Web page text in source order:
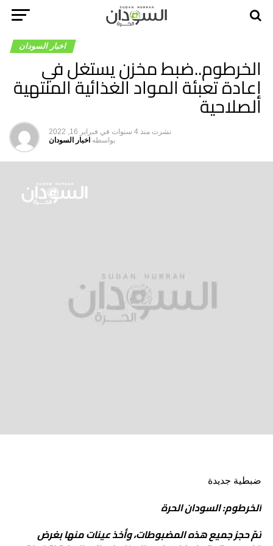
اخبار السودان
الخرطوم..ضبط مخزن يستغل في
إعادة تعبئة المواد الغذائية المنتهية
الصلاحية
نشرت منذ 4 سنوات في فبراير 16, 2022
بواسطه اخبار السودان
ضبطية جديدة
الخرطوم: السودان الحرة
تمّ حجز جميع هذه المضبوطات، وأخذ عينات منها بغرض